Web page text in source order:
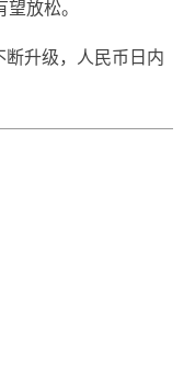
放松。
升级，人民币日内